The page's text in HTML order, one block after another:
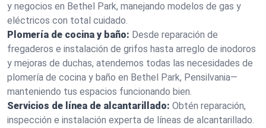
y negocios en Bethel Park, manejando modelos de gas y
eléctricos con total cuidado.
Plomería de cocina y baño: Desde reparación de
fregaderos e instalación de grifos hasta arreglo de inodoros
y mejoras de duchas, atendemos todas las necesidades de
plomería de cocina y baño en Bethel Park, Pensilvania—
manteniendo tus espacios funcionando bien.
Servicios de línea de alcantarillado: Obtén reparación,
inspección e instalación experta de líneas de alcantarillado.